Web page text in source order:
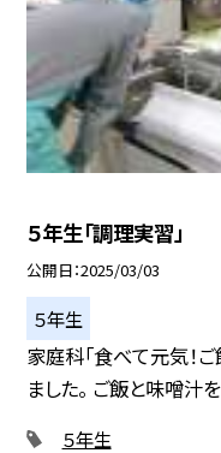
５年生「調理実習」
公開日 2025/03/03
５年生
家庭科「食べて元気！
ました。 ご飯と味噌汁
５年生